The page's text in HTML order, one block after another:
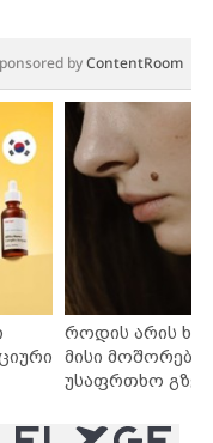
byContentRoom
როდის არის
მისი
უსაფრთხო